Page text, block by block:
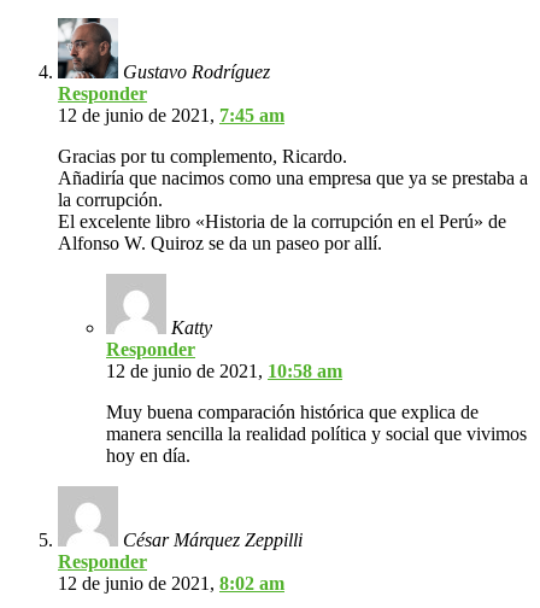
Gustavo Rodríguez
Responder
12 de junio de 2021, 7:45 am
Gracias por tu complemento, Ricardo.
Añadiría que nacimos como una empresa que ya se prestaba a
la corrupción.
El excelente libro «Historia de la corrupción en el Perú» de
Alfonso W. Quiroz se da un paseo por allí.
Katty
Responder
12 de junio de 2021, 10:58 am
Muy buena comparación histórica que explica de
manera sencilla la realidad política y social que vivimos
hoy en día.
César Márquez Zeppilli
Responder
12 de junio de 2021, 8:02 am